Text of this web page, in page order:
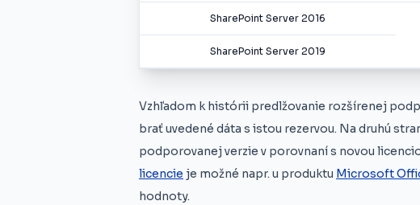
SharePoint Server 2016
SharePoint Server 2019
Vzhľadom k histórii predlžovanie rozšírenej
brať uvedené dáta s istou rezervou. Na druhú
podporovanej verzie v porovnaní s novou
licencie je možné napr. u produktu Microsoft
hodnoty.